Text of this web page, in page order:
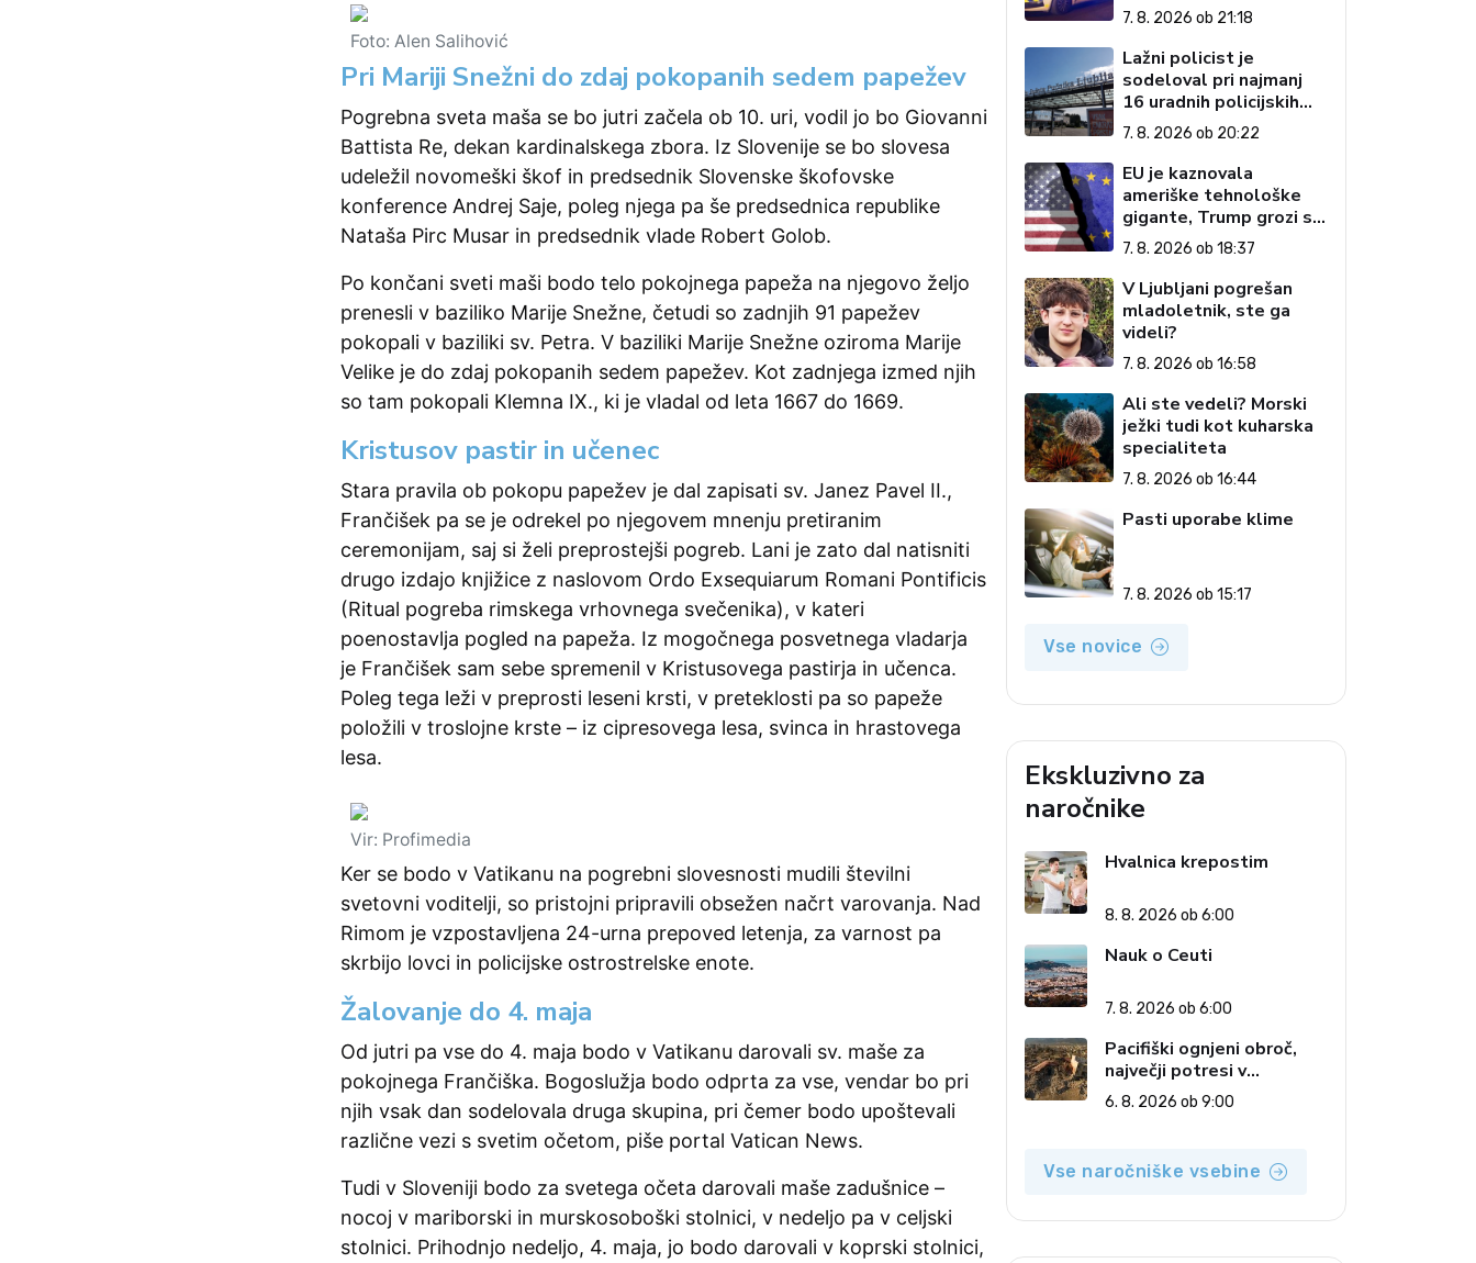
Foto: Alen Salihović
Pri Mariji Snežni do zdaj pokopanih sedem papežev
Pogrebna sveta maša se bo jutri začela ob 10. uri, vodil jo bo Giovanni
Battista Re, dekan kardinalskega zbora. Iz Slovenije se bo slovesa
udeležil novomeški škof in predsednik Slovenske škofovske
konference Andrej Saje, poleg njega pa še predsednica republike
Nataša Pirc Musar in predsednik vlade Robert Golob.
Po končani sveti maši bodo telo pokojnega papeža na njegovo željo
prenesli v baziliko Marije Snežne, četudi so zadnjih 91 papežev
pokopali v baziliki sv. Petra. V baziliki Marije Snežne oziroma Marije
Velike je do zdaj pokopanih sedem papežev. Kot zadnjega izmed njih
so tam pokopali Klemna IX., ki je vladal od leta 1667 do 1669.
Kristusov pastir in učenec
Stara pravila ob pokopu papežev je dal zapisati sv. Janez Pavel II.,
Frančišek pa se je odrekel po njegovem mnenju pretiranim
ceremonijam, saj si želi preprostejši pogreb. Lani je zato dal natisniti
drugo izdajo knjižice z naslovom Ordo Exsequiarum Romani Pontificis
(Ritual pogreba rimskega vrhovnega svečenika), v kateri
poenostavlja pogled na papeža. Iz mogočnega posvetnega vladarja
je Frančišek sam sebe spremenil v Kristusovega pastirja in učenca.
Poleg tega leži v preprosti leseni krsti, v preteklosti pa so papeže
položili v troslojne krste – iz cipresovega lesa, svinca in hrastovega
lesa.
Vir: Profimedia
Ker se bodo v Vatikanu na pogrebni slovesnosti mudili številni
svetovni voditelji, so pristojni pripravili obsežen načrt varovanja. Nad
Rimom je vzpostavljena 24-urna prepoved letenja, za varnost pa
skrbijo lovci in policijske ostrostrelske enote.
Žalovanje do 4. maja
Od jutri pa vse do 4. maja bodo v Vatikanu darovali sv. maše za
pokojnega Frančiška. Bogoslužja bodo odprta za vse, vendar bo pri
njih vsak dan sodelovala druga skupina, pri čemer bodo upoštevali
različne vezi s svetim očetom, piše portal Vatican News.
Tudi v Sloveniji bodo za svetega očeta darovali maše zadušnice –
nocoj v mariborski in murskosoboški stolnici, v nedeljo pa v celjski
stolnici. Prihodnjo nedeljo, 4. maja, jo bodo darovali v koprski stolnici,
7. 8. 2026 ob 21:18
Lažni policist je
sodeloval pri najmanj
16 uradnih policijskih
postopkih
7. 8. 2026 ob 20:22
EU je kaznovala
ameriške tehnološke
gigante, Trump grozi s
carinami
7. 8. 2026 ob 18:37
V Ljubljani pogrešan
mladoletnik, ste ga
videli?
7. 8. 2026 ob 16:58
Ali ste vedeli? Morski
ježki tudi kot kuharska
specialiteta
7. 8. 2026 ob 16:44
Pasti uporabe klime
7. 8. 2026 ob 15:17
Vse novice
Ekskluzivno za
naročnike
Hvalnica krepostim
8. 8. 2026 ob 6:00
Nauk o Ceuti
7. 8. 2026 ob 6:00
Pacifiški ognjeni obroč,
največji potresi v
zgodovini in cena pozabe
6. 8. 2026 ob 9:00
Vse naročniške vsebine